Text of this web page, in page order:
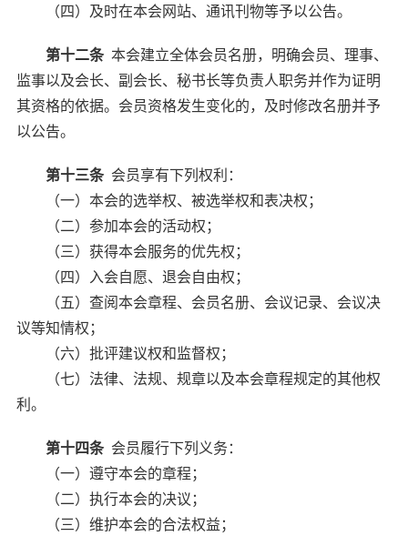
（四）及时在本会网站、通讯刊物等予以公告。
第十二条本会建立全体会员名册，明确会员、理事、
监事以及会长、副会长、秘书长等负责人职务并作为证明
其资格的依据。会员资格发生变化的，及时修改名册并予
以公告。
第十三条会员享有下列权利：
（一）本会的选举权、被选举权和表决权；
（二）参加本会的活动权；
（三）获得本会服务的优先权；
（四）入会自愿、退会自由权；
（五）查阅本会章程、会员名册、会议记录、会议决
议等知情权；
（六）批评建议权和监督权；
（七）法律、法规、规章以及本会章程规定的其他权
利。
第十四条会员履行下列义务：
（一）遵守本会的章程；
（二）执行本会的决议；
（三）维护本会的合法权益；